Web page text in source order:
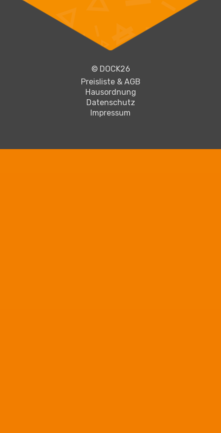
© DOCK26
Preisliste & AGB
Hausordnung
Datenschutz
Impressum